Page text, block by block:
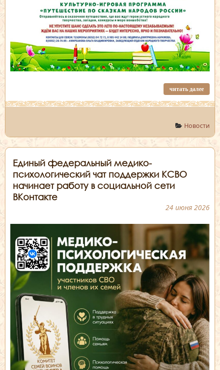
читать далее
Новости
Единый федеральный медико-
психологический чат поддержки КСВО
начинает работу в социальной сети
ВКонтакте
24 июня 2026